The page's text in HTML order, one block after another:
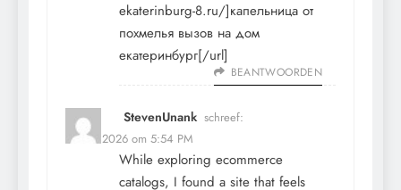
ekaterinburg-8.ru/]капельница от
похмелья вызов на дом
екатеринбург[/url]
BEANTWOORDEN
StevenUnank schreef:
12 mei 2026 om 5:54 PM
While exploring ecommerce
catalogs, I found a site that feels